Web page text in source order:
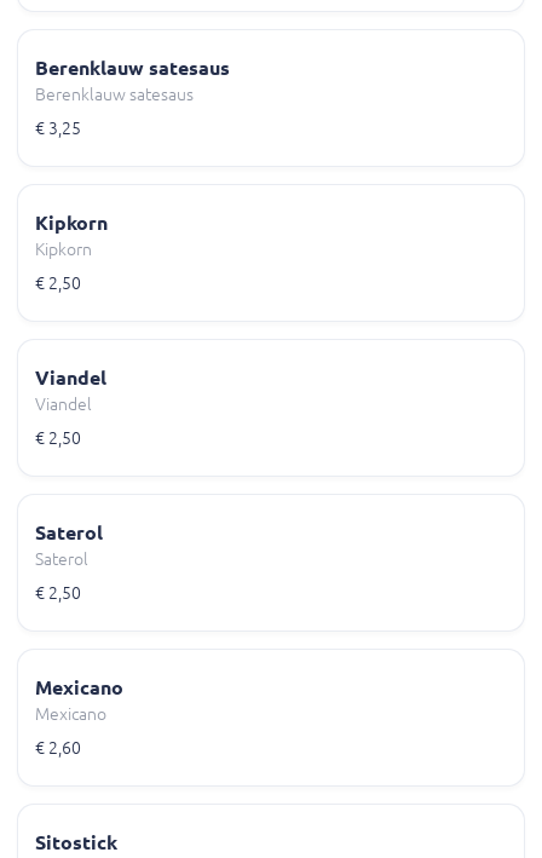
Berenklauw satesaus
Berenklauw satesaus
€ 3,25
Kipkorn
Kipkorn
€ 2,50
Viandel
Viandel
€ 2,50
Saterol
Saterol
€ 2,50
Mexicano
Mexicano
€ 2,60
Sitostick